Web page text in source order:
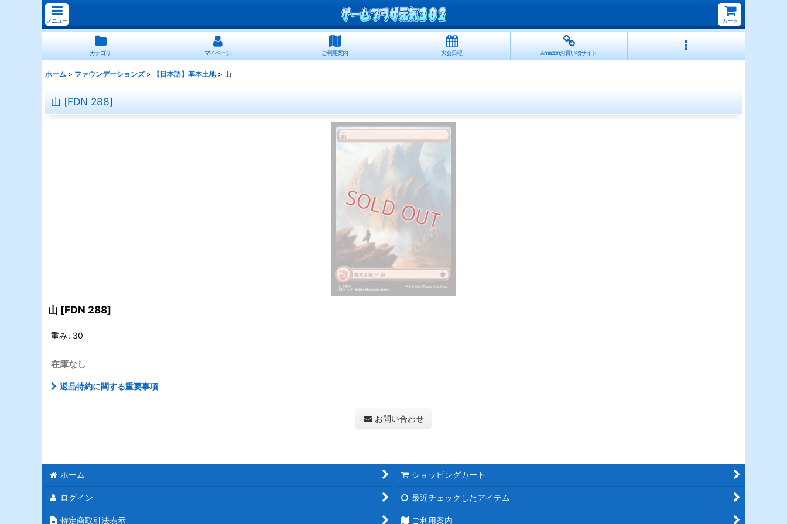
メニュー カート
カテゴリ マイページ ご利用案内 大会日程 Amazonお買い物サイト
ホーム > ファウンデーションズ > 【日本語】基本土地 > 山
山 [FDN 288]
山 [FDN 288]
重み: 30
在庫なし
返品特約に関する重要事項
お問い合わせ
ホーム ショッピングカート
ログイン 最近チェックしたアイテム
特定商取引法表示 ご利用案内